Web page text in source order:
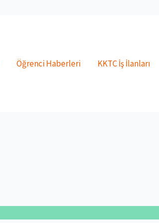
Öğrenci Haberleri KKTC İş İlanları